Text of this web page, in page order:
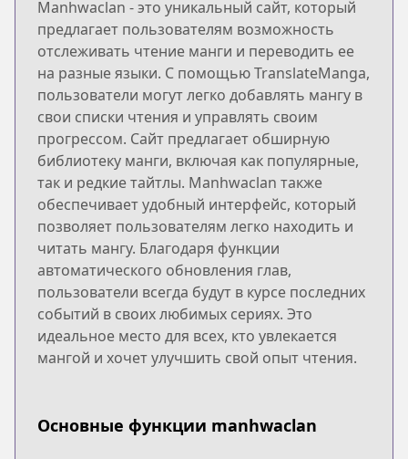
Manhwaclan - это уникальный сайт, который
предлагает пользователям возможность
отслеживать чтение манги и переводить ее
на разные языки. С помощью TranslateManga,
пользователи могут легко добавлять мангу в
свои списки чтения и управлять своим
прогрессом. Сайт предлагает обширную
библиотеку манги, включая как популярные,
так и редкие тайтлы. Manhwaclan также
обеспечивает удобный интерфейс, который
позволяет пользователям легко находить и
читать мангу. Благодаря функции
автоматического обновления глав,
пользователи всегда будут в курсе последних
событий в своих любимых сериях. Это
идеальное место для всех, кто увлекается
мангой и хочет улучшить свой опыт чтения.
Основные функции manhwaclan